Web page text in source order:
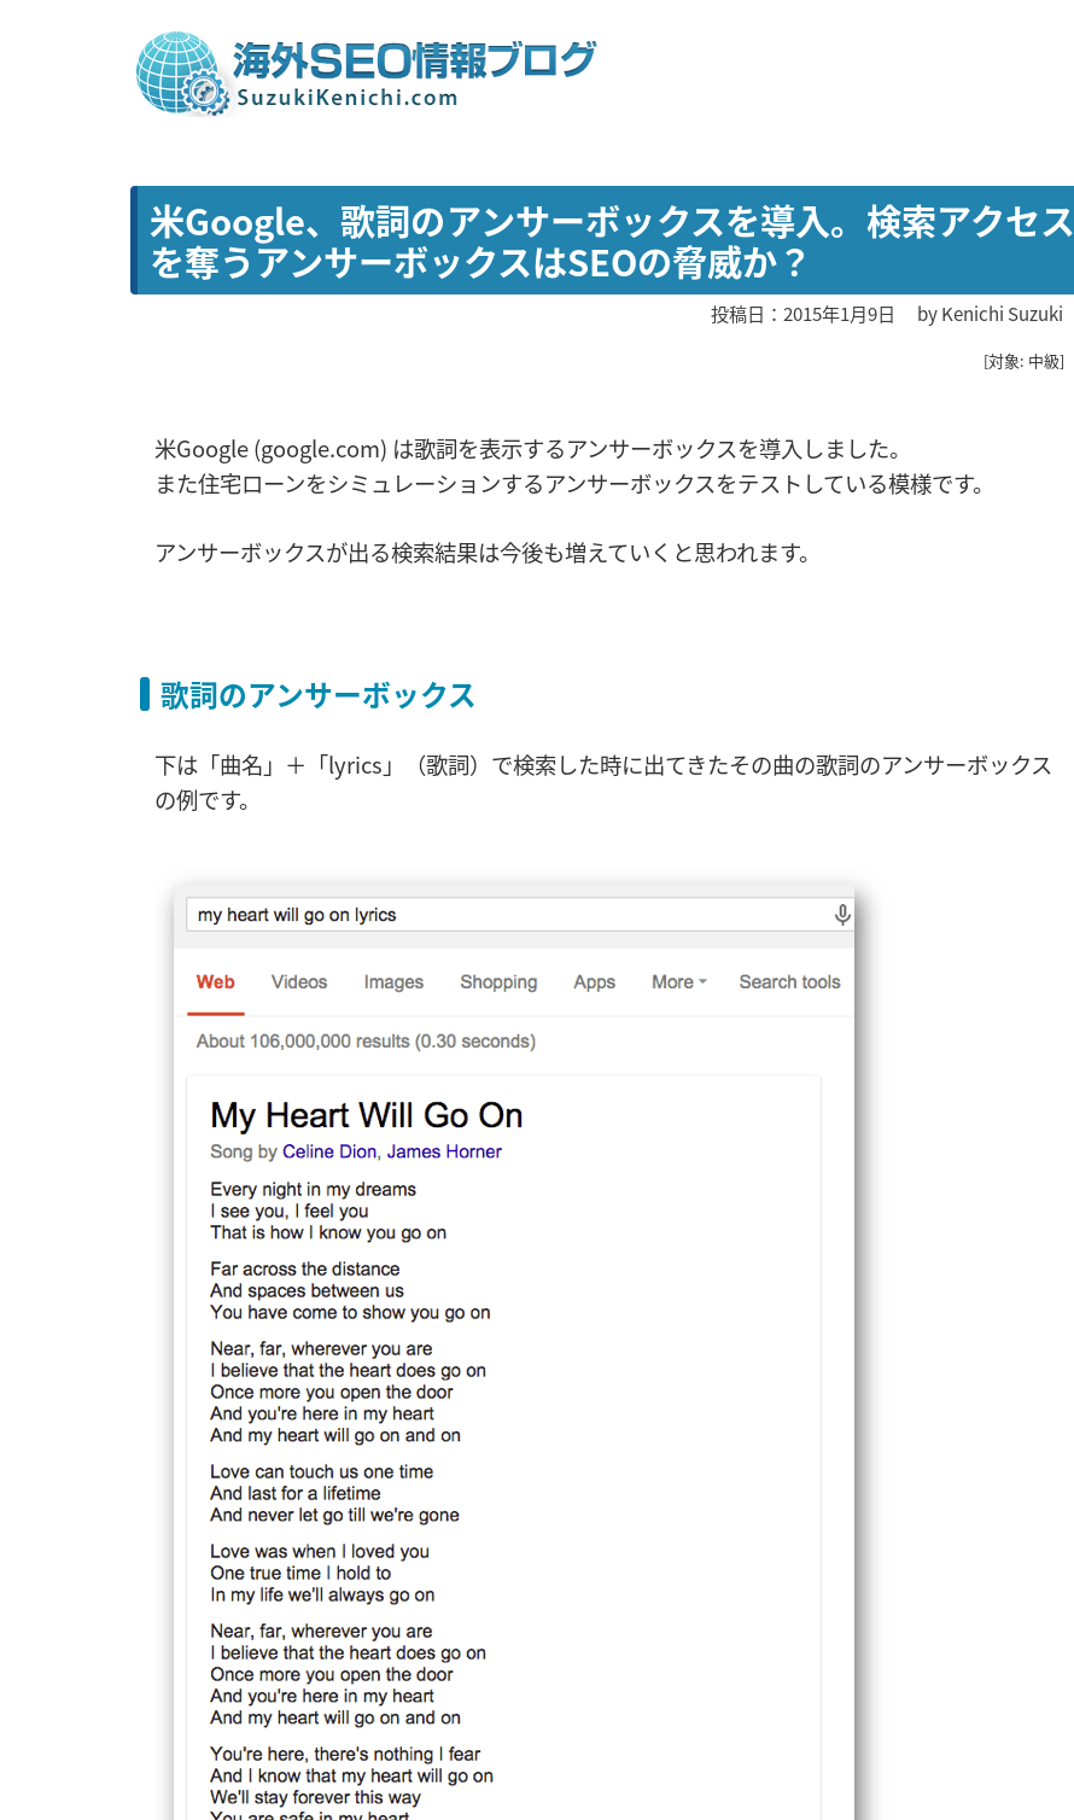
米Google、歌詞のアンサーボックスを導入。検索アクセス
を奪うアンサーボックスはSEOの脅威か？
投稿日：2015年1月9日 byKenichi Suzuki
[対象: 中級]
米Google (google.com) は歌詞を表示するアンサーボックスを導入しました。
また住宅ローンをシミュレーションするアンサーボックスをテストしている模様です。
アンサーボックスが出る検索結果は今後も増えていくと思われます。
歌詞のアンサーボックス
下は「曲名」＋「lyrics」（歌詞）で検索した時に出てきたその曲の歌詞のアンサーボックス
の例です。